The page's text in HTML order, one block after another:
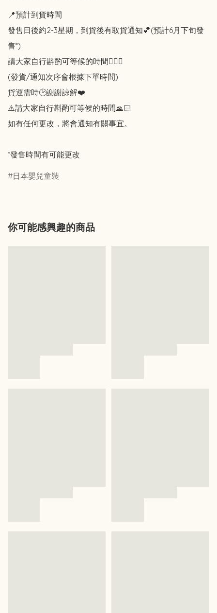
📍預計到貨時間
發售日後約2-3星期，到貨後有取貨通知💕(預計6月下旬發
售*)
請大家自行斟酌可等候的時間🙇🏻‍♀️
(發貨/通知次序會根據下單時間)
貨運需時🕑謝謝諒解❤️
⚠️請大家自行斟酌可等候的時間🙏🏻
如有任何更改，將會通知有關事宜。
*發售時間有可能更改
日本嬰兒童裝
你可能感興趣的商品